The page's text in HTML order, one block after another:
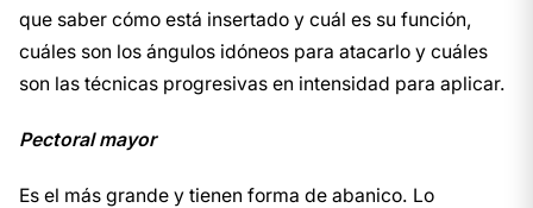
que saber cómo está insertado y cuál es su función,
cuáles son los ángulos idóneos para atacarlo y cuáles
son las técnicas progresivas en intensidad para aplicar.
Pectoral mayor
Es el más grande y tienen forma de abanico. Lo